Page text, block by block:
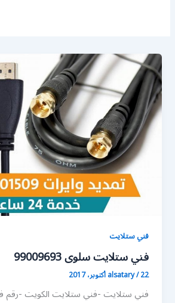
فني ستلايت
فني ستلايت سلوى 99009693
alsatary/22 أكتوبر، 2017
فني ستلايت -فني ستلايت الكويت -